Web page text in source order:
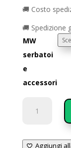
🚚 Costo
🚚 Spedizione
MW
serbatoi
e
accessori
serbatoi
Aggiungi